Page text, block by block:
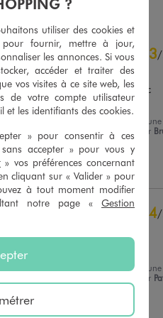
15
7
2
0
3/
Avis vérifié et récompensé
Super petite ballerines avec
semelle confortable
, suite à une
23/07/2026 par
R.
Utile(0) Signaler
4/
, suite à une
par
G.
Utile(0) Signaler
utiliser des cookies et
pour fournir, mettre à jour,
les annonces. Si vous
accéder et traiter des
vos visites à ce site web, les
de votre compte utilisateur
et les identifiants des cookies.
» pour consentir à ces
accepter » pour vous y
» vos préférences concernant
cliquant sur « Valider » pour
à tout moment modifier
notre page « Gestion